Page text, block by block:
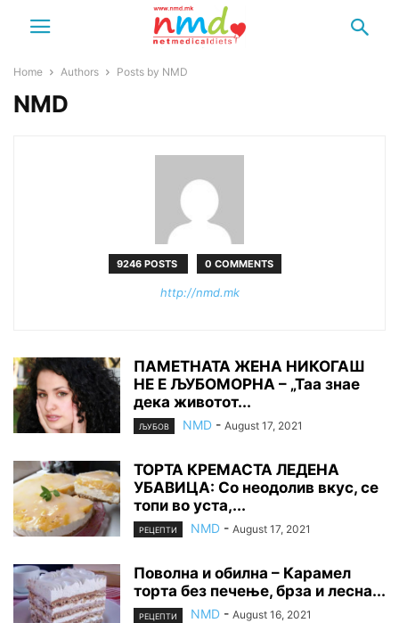
Home Authors Posts by NMD
NMD
9246 POSTS 0 COMMENTS
http://nmd.mk
ПАМЕТНАТА ЖЕНА НИКОГАШ
НЕ Е ЉУБОМОРНА – „Таа знае
дека животот...
ЉУБОВ NMD - August 17, 2021
ТОРТА КРЕМАСТА ЛЕДЕНА
УБАВИЦА: Со неодолив вкус, се
топи во уста,...
РЕЦЕПТИ NMD - August 17, 2021
Поволна и обилна – Карамел
торта без печење, брза и лесна...
РЕЦЕПТИ NMD - August 16, 2021